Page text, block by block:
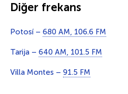
Diğer frekans
Potosí – 680 AM, 106.6 FM
Tarija – 640 AM, 101.5 FM
Villa Montes – 91.5 FM